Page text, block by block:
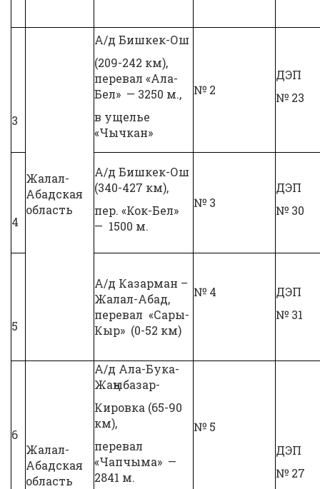
3
Жалал-
Абадская
область
А/д Бишкек-Ош
(209-242 км),
перевал «Ала-
Бел» — 3250 м.,
в ущелье
«Чычкан»
№ 2
ДЭП
№ 23
4
А/д Бишкек-Ош
(340-427 км),
пер. «Кок-Бел»
— 1500 м.
№ 3
ДЭП
№ 30
5
А/д Казарман –
Жалал-Абад,
перевал «Сары-
Кыр» (0-52 км)
№ 4
ДЭП
№ 31
6
Жалал-
Абадская
область
А/д Ала-Бука-
Жаңыбазар-
Кировка (65-90
км),
перевал
«Чапчыма» —
2841 м.
№ 5
ДЭП
№ 27